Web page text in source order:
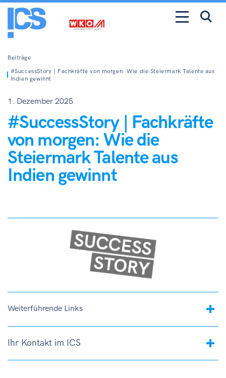
Beiträge
#SuccessStory | Fachkräfte von morgen: Wie die Steiermark Talente aus
Indien gewinnt
1. Dezember 2025
#SuccessStory | Fachkräfte
von morgen: Wie die
Steiermark Talente aus
Indien gewinnt
Weiterführende Links
Ihr Kontakt im ICS